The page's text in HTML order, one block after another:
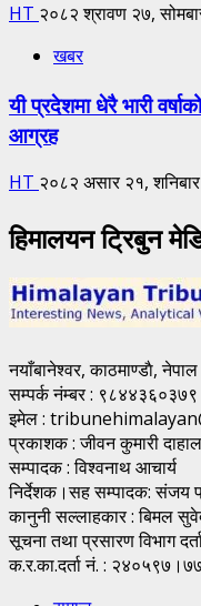
HT २०८२ श्रावण २७,
खबर
यी प्रदेशमा धेरै भारी
आग्रह
HT २०८२ असार २१,
हिमालयन ट्रिबुन
नयाँबानेश्वर, काठमाण्डाै, नेपाल
सम्पर्क नंम्बर : ९८४४३६०३७९
इमेल :
प्रकाशक : जीवन कुमारी दाहाल
सम्पादक : विश्वनाथ आचार्य
निर्देशक।सह सम्पादक: संजय
कानुनी सल्लाहकार : बिमल
सूचना तथा प्रसारण विभाग
क.र.का.दर्ता नं. :